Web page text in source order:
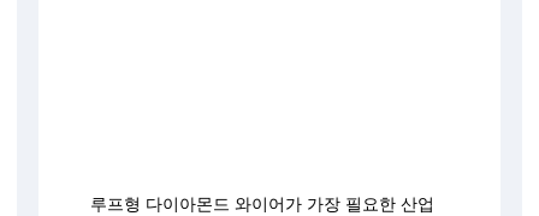
루프형 다이아몬드 와이어가 가장 필요한 산업